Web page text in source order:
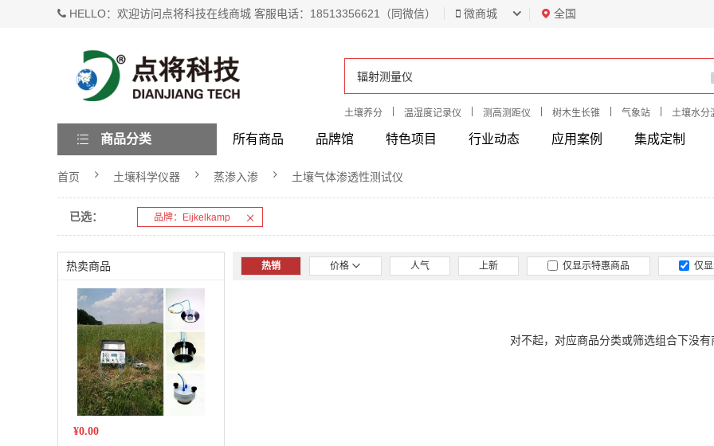
HELLO：欢迎访问点将科技在线商城 客服电话：18513356621（同微信） 微商城 全国
土壤养分 温湿度记录仪 测高测距仪 树木生长锥 气象站 土壤水分
所有商品 品牌馆 特色项目 行业动态 应用案例 集成定制
商品分类
首页 土壤科学仪器 蒸渗入渗 土壤气体渗透性测试仪
已选： 品牌：Eijkelkamp
热卖商品
¥0.00
热销 价格 人气 上新 仅显示特惠商品 仅
对不起，对应商品分类或筛选组合下没有